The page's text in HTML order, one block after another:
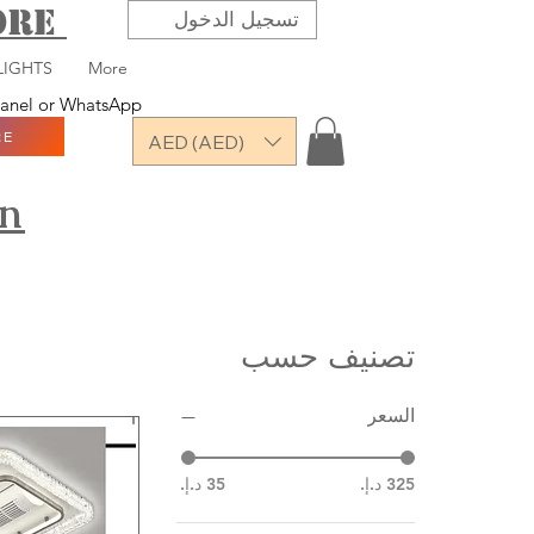
More
تسجيل الدخول
or WhatsApp
AED (AED)
تصنيف حسب
السعر